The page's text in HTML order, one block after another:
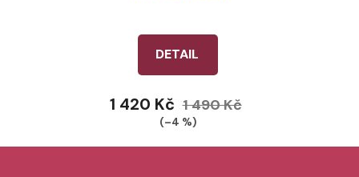
DETAIL
1 420 Kč 1 490 Kč
(–4 %)